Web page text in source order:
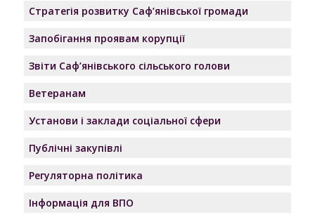
Стратегія розвитку Саф’янівської громади
Запобігання проявам корупції
Звіти Саф’янівського сільського голови
Ветеранам
Установи і заклади соціальної сфери
Публічні закупівлі
Регуляторна політика
Інформація для ВПО